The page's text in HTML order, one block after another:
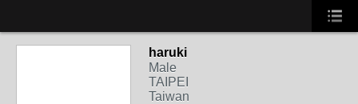
haruki
Male
TAIPEI
Taiwan